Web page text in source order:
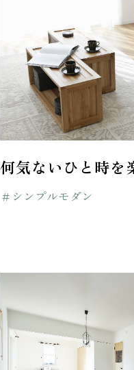
何気ないひと時を
＃シンプルモダン